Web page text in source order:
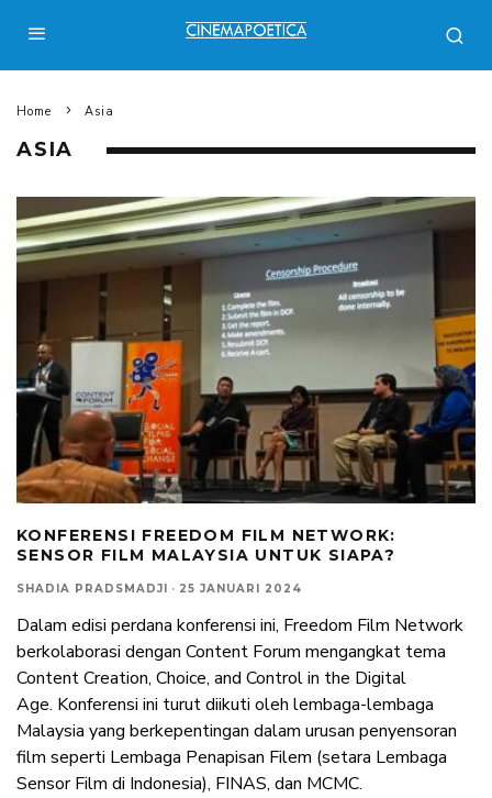
Home Asia
ASIA
KONFERENSI FREEDOM FILM NETWORK:
SENSOR FILM MALAYSIA UNTUK SIAPA?
SHADIA PRADSMADJI · 25 JANUARI 2024
Dalam edisi perdana konferensi ini, Freedom Film Network
berkolaborasi dengan Content Forum mengangkat tema
Content Creation, Choice, and Control in the Digital
Age. Konferensi ini turut diikuti oleh lembaga-lembaga
Malaysia yang berkepentingan dalam urusan penyensoran
film seperti Lembaga Penapisan Filem (setara Lembaga
Sensor Film di Indonesia), FINAS, dan MCMC.